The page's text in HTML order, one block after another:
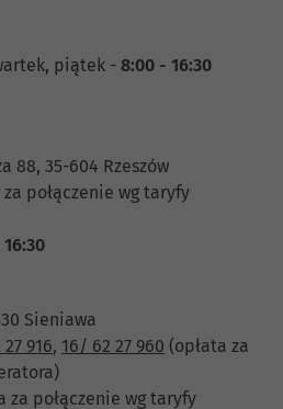
piątek - 8:00 - 16:30
88, 35-604 Rzeszów
za połączenie wg taryfy
Sieniawa
916, 16/ 62 27 960 (opłata za
za połączenie wg taryfy